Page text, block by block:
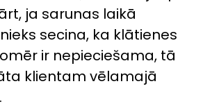
ja sarunas laikā
secina, ka klātienes
ir nepieciešama, tā
klientam vēlamajā